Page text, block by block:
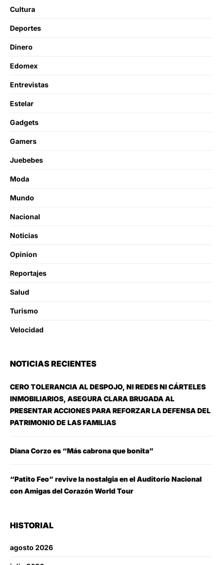
Cultura
Deportes
Dinero
Edomex
Entrevistas
Estelar
Gadgets
Gamers
Juebebes
Moda
Mundo
Nacional
Noticias
Opinion
Reportajes
Salud
Turismo
Velocidad
NOTICIAS RECIENTES
CERO TOLERANCIA AL DESPOJO, NI REDES NI CÁRTELES
INMOBILIARIOS, ASEGURA CLARA BRUGADA AL
PRESENTAR ACCIONES PARA REFORZAR LA DEFENSA DEL
PATRIMONIO DE LAS FAMILIAS
Diana Corzo es “Más cabrona que bonita”
“Patito Feo” revive la nostalgia en el Auditorio Nacional
con Amigas del Corazón World Tour
HISTORIAL
agosto 2026